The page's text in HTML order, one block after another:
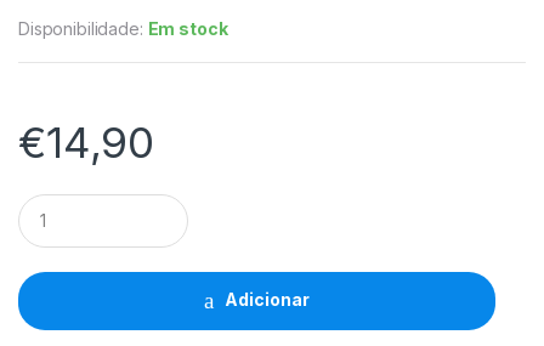
Disponibilidade: Em stock
€14,90
Toner
Comp.
HP
Q7553X/Q5949X
-
53X/49X
quantidade
Adicionar